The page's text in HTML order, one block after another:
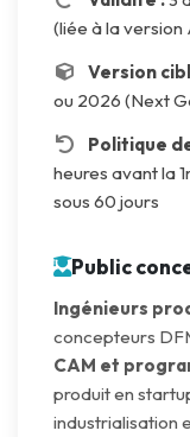
(liée à la
Version
ou 2026 (Next
Politique
heures avant la
sous 60 jours
Public
Ingénieurs
concepteurs
CAM et
produit en
industrialisation